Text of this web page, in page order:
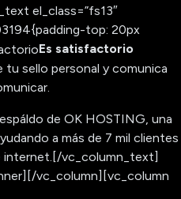
el_class=”fs13″
top: 20px
Es satisfactorio
tu sello personal y comunica
de OK HOSTING, una
a más de 7 mil clientes
internet.[/vc_column_text]
vc_column][vc_column